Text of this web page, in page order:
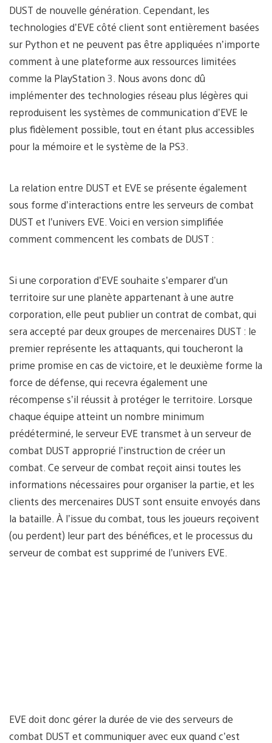
DUST de nouvelle génération. Cependant, les
technologies d’EVE côté client sont entièrement basées
sur Python et ne peuvent pas être appliquées n’importe
comment à une plateforme aux ressources limitées
comme la PlayStation 3. Nous avons donc dû
implémenter des technologies réseau plus légères qui
reproduisent les systèmes de communication d’EVE le
plus fidèlement possible, tout en étant plus accessibles
pour la mémoire et le système de la PS3.
La relation entre DUST et EVE se présente également
sous forme d’interactions entre les serveurs de combat
DUST et l’univers EVE. Voici en version simplifiée
comment commencent les combats de DUST :
Si une corporation d’EVE souhaite s’emparer d’un
territoire sur une planète appartenant à une autre
corporation, elle peut publier un contrat de combat, qui
sera accepté par deux groupes de mercenaires DUST : le
premier représente les attaquants, qui toucheront la
prime promise en cas de victoire, et le deuxième forme la
force de défense, qui recevra également une
récompense s’il réussit à protéger le territoire. Lorsque
chaque équipe atteint un nombre minimum
prédéterminé, le serveur EVE transmet à un serveur de
combat DUST approprié l’instruction de créer un
combat. Ce serveur de combat reçoit ainsi toutes les
informations nécessaires pour organiser la partie, et les
clients des mercenaires DUST sont ensuite envoyés dans
la bataille. À l’issue du combat, tous les joueurs reçoivent
(ou perdent) leur part des bénéfices, et le processus du
serveur de combat est supprimé de l’univers EVE.
EVE doit donc gérer la durée de vie des serveurs de
combat DUST et communiquer avec eux quand c’est